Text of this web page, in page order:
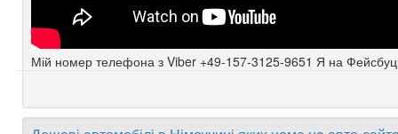
Мій номер телефона з Viber +49-157-3125-9651 Я на